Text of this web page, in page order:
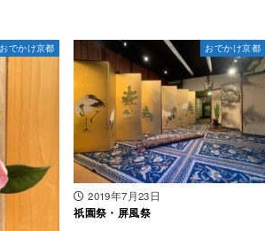
おでかけ京都 おでかけ京都
2019年7月23日
祇園祭・屏風祭